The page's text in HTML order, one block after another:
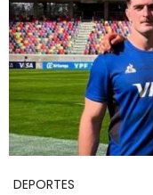
DEPORTES